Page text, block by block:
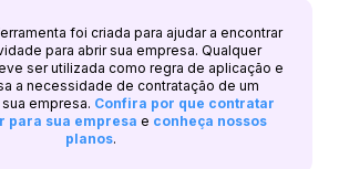
foi criada para ajudar a encontrar
para abrir sua empresa. Qualquer
ser utilizada como regra de aplicação e
a necessidade de contratação de um
empresa. Confira por que contratar
para sua empresa e conheça nossos
planos.